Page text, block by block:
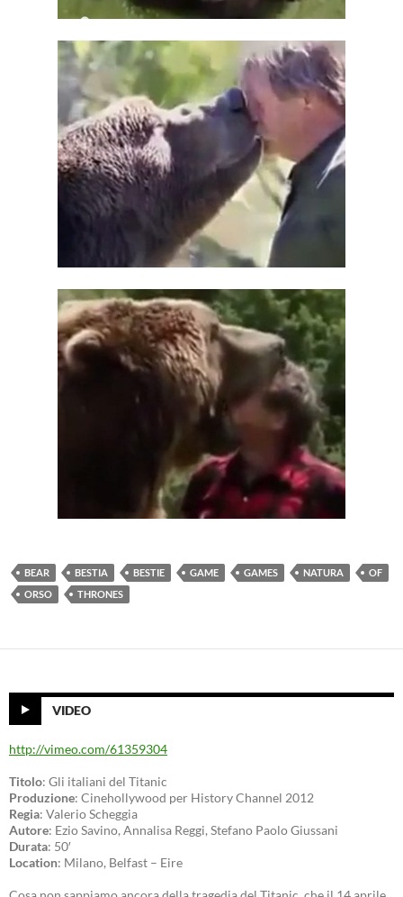
BEAR BESTIA BESTIE GAME GAMES NATURA
OF
ORSO
THRONES
VIDEO
http://vimeo.com/61359304
Titolo: Gli italiani del Titanic
Produzione: Cinehollywood per History Channel 2012
Regia: Valerio Scheggia
Autore: Ezio Savino, Annalisa Reggi, Stefano Paolo Giussani
Durata: 50′
Location: Milano, Belfast – Eire